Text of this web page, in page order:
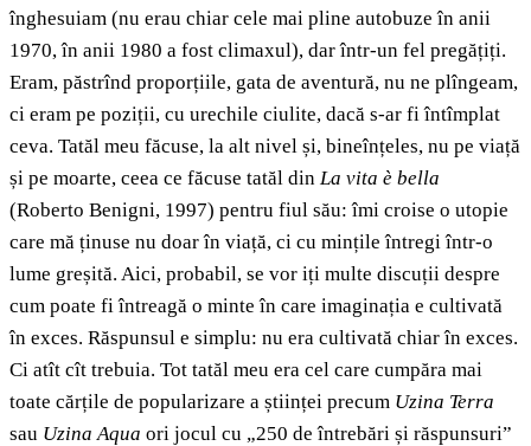
înghesuiam (nu erau chiar cele mai pline autobuze în anii
1970, în anii 1980 a fost climaxul), dar într-un fel pregățiți.
Eram, păstrînd proporțiile, gata de aventură, nu ne plîngeam,
ci eram pe poziții, cu urechile ciulite, dacă s-ar fi întîmplat
ceva. Tatăl meu făcuse, la alt nivel și, bineînțeles, nu pe viață
și pe moarte, ceea ce făcuse tatăl din La vita è bella
(Roberto Benigni, 1997) pentru fiul său: îmi croise o utopie
care mă ținuse nu doar în viață, ci cu mințile întregi într-o
lume greșită. Aici, probabil, se vor iți multe discuții despre
cum poate fi întreagă o minte în care imaginația e cultivată
în exces. Răspunsul e simplu: nu era cultivată chiar în exces.
Ci atît cît trebuia. Tot tatăl meu era cel care cumpăra mai
toate cărțile de popularizare a științei precum Uzina Terra
sau Uzina Aqua ori jocul cu „250 de întrebări și răspunsuri”